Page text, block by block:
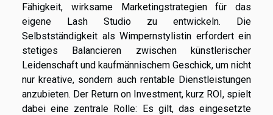
Fähigkeit, wirksame Marketingstrategien für das
eigene Lash Studio zu entwickeln. Die
Selbstständigkeit als Wimpernstylistin erfordert ein
stetiges Balancieren zwischen künstlerischer
Leidenschaft und kaufmännischem Geschick, um nicht
nur kreative, sondern auch rentable Dienstleistungen
anzubieten. Der Return on Investment, kurz ROI, spielt
dabei eine zentrale Rolle: Es gilt, das eingesetzte